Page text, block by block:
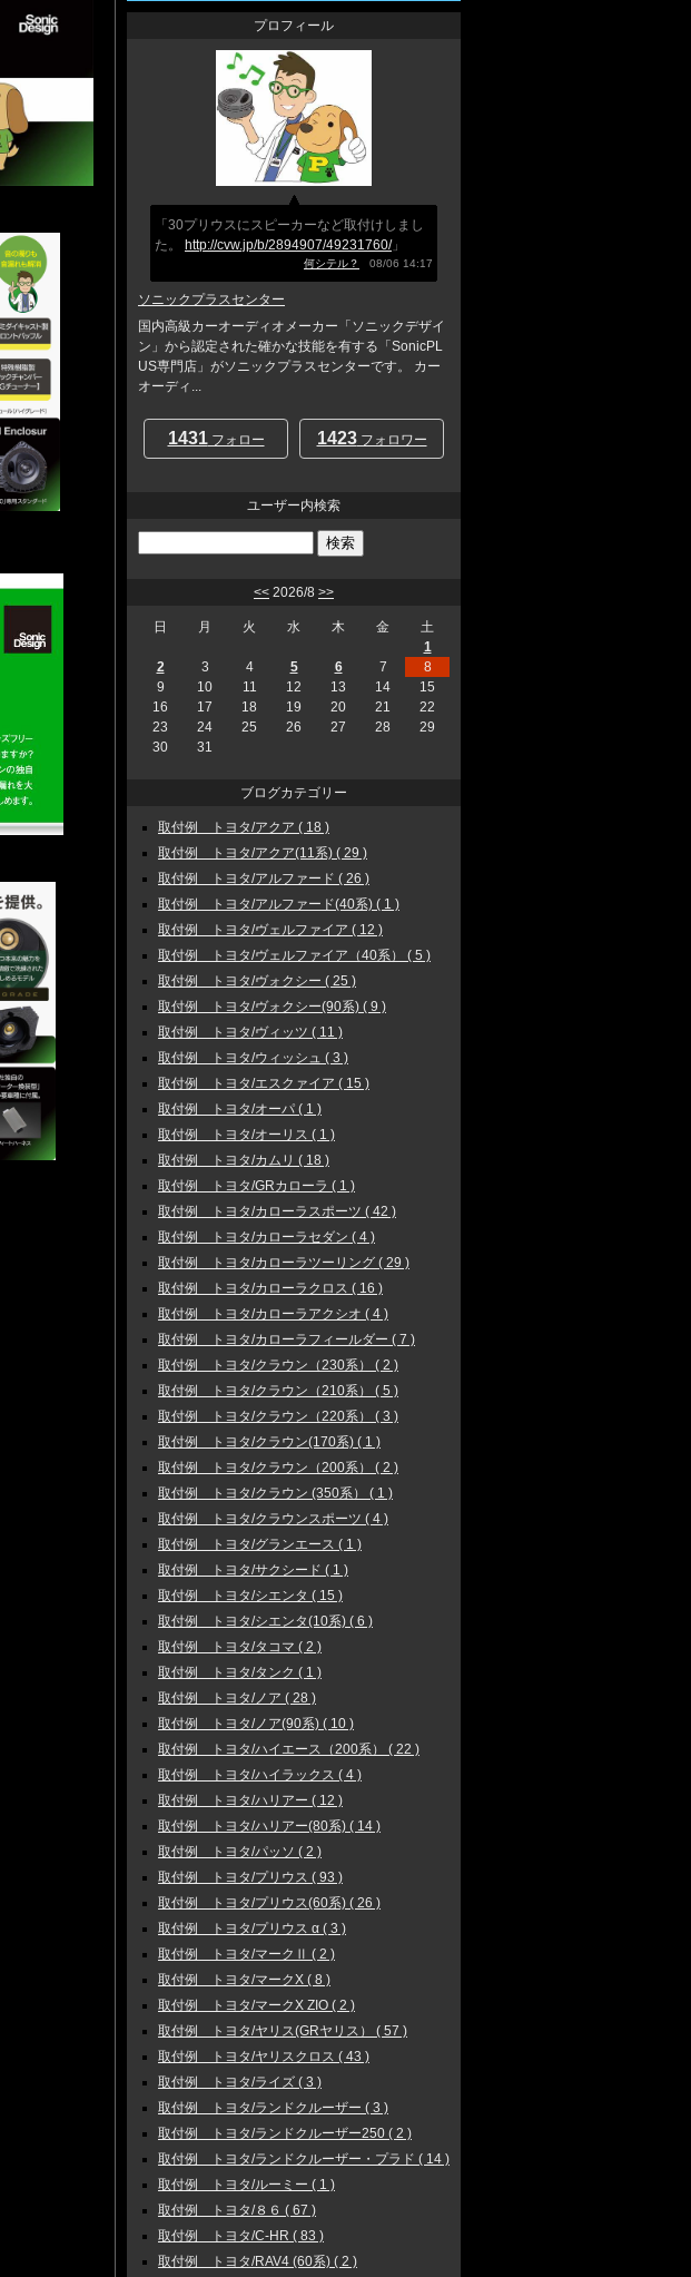
プロフィール
「30プリウスにスピーカーなど取付けしまし
た。 http://cvw.jp/b/2894907/49231760/」
何シテル？ 08/06 14:17
ソニックプラスセンター
国内高級カーオーディオメーカー「ソニックデザイ
ン」から認定された確かな技能を有する「SonicPL
US専門店」がソニックプラスセンターです。 カー
オーディ...
1431フォロー 1423フォロワー
ユーザー内検索
<< 2026/8 >>
日 月 火 水 木 金
土
1
2
3 4 5 6 7
8
9
10 11 12 13 14
15
16
17 18 19 20 21
22
23
24 25 26 27 28
29
30
31
ブログカテゴリー
取付例 トヨタ/アクア ( 18 )
取付例 トヨタ/アクア(11系) ( 29 )
取付例 トヨタ/アルファード ( 26 )
取付例 トヨタ/アルファード(40系) ( 1 )
取付例 トヨタ/ヴェルファイア ( 12 )
取付例 トヨタ/ヴェルファイア（40系） ( 5 )
取付例 トヨタ/ヴォクシー ( 25 )
取付例 トヨタ/ヴォクシー(90系) ( 9 )
取付例 トヨタ/ヴィッツ ( 11 )
取付例 トヨタ/ウィッシュ ( 3 )
取付例 トヨタ/エスクァイア ( 15 )
取付例 トヨタ/オーパ ( 1 )
取付例 トヨタ/オーリス ( 1 )
取付例 トヨタ/カムリ ( 18 )
取付例 トヨタ/GRカローラ ( 1 )
取付例 トヨタ/カローラスポーツ ( 42 )
取付例 トヨタ/カローラセダン ( 4 )
取付例 トヨタ/カローラツーリング ( 29 )
取付例 トヨタ/カローラクロス ( 16 )
取付例 トヨタ/カローラアクシオ ( 4 )
取付例 トヨタ/カローラフィールダー ( 7 )
取付例 トヨタ/クラウン（230系） ( 2 )
取付例 トヨタ/クラウン（210系） ( 5 )
取付例 トヨタ/クラウン（220系） ( 3 )
取付例 トヨタ/クラウン(170系) ( 1 )
取付例 トヨタ/クラウン（200系） ( 2 )
取付例 トヨタ/クラウン (350系） ( 1 )
取付例 トヨタ/クラウンスポーツ ( 4 )
取付例 トヨタ/グランエース ( 1 )
取付例 トヨタ/サクシード ( 1 )
取付例 トヨタ/シエンタ ( 15 )
取付例 トヨタ/シエンタ(10系) ( 6 )
取付例 トヨタ/タコマ ( 2 )
取付例 トヨタ/タンク ( 1 )
取付例 トヨタ/ノア ( 28 )
取付例 トヨタ/ノア(90系) ( 10 )
取付例 トヨタ/ハイエース（200系） ( 22 )
取付例 トヨタ/ハイラックス ( 4 )
取付例 トヨタ/ハリアー ( 12 )
取付例 トヨタ/ハリアー(80系) ( 14 )
取付例 トヨタ/パッソ ( 2 )
取付例 トヨタ/プリウス ( 93 )
取付例 トヨタ/プリウス(60系) ( 26 )
取付例 トヨタ/プリウス α ( 3 )
取付例 トヨタ/マークⅡ ( 2 )
取付例 トヨタ/マークX ( 8 )
取付例 トヨタ/マークX ZIO ( 2 )
取付例 トヨタ/ヤリス(GRヤリス） ( 57 )
取付例 トヨタ/ヤリスクロス ( 43 )
取付例 トヨタ/ライズ ( 3 )
取付例 トヨタ/ランドクルーザー ( 3 )
取付例 トヨタ/ランドクルーザー250 ( 2 )
取付例 トヨタ/ランドクルーザー・プラド ( 14 )
取付例 トヨタ/ルーミー ( 1 )
取付例 トヨタ/８６ ( 67 )
取付例 トヨタ/C-HR ( 83 )
取付例 トヨタ/RAV4 (60系) ( 2 )